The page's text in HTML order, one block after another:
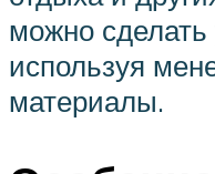
можно сделать
используя
материалы.